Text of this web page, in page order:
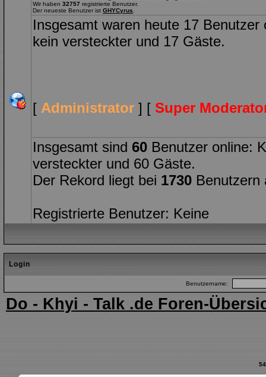
Wir haben 32757 registrierte Benutzer.
Der neueste Benutzer ist GHYCyrus
Insgesamt waren heute 17
kein versteckter und 17 Gäste.
[ Administrator ] [ Super
Insgesamt sind 60 Benutzer online:
versteckter und 60 Gäste.
Der Rekord liegt bei 1730 Benutzern
Registrierte Benutzer: Keine
Login
Benutzername:
Do - Khyi - Talk .de Foren-